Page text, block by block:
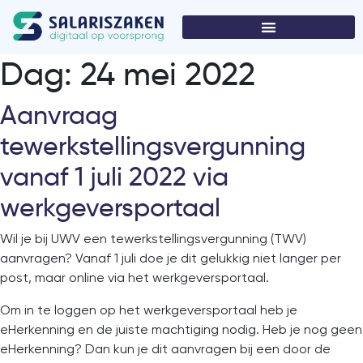
Dag: 24 mei 2022
Aanvraag
tewerkstellingsvergunning
vanaf 1 juli 2022 via
werkgeversportaal
Wil je bij UWV een tewerkstellingsvergunning (TWV)
aanvragen? Vanaf 1 juli doe je dit gelukkig niet langer per
post, maar online via het werkgeversportaal.
Om in te loggen op het werkgeversportaal heb je
eHerkenning en de juiste machtiging nodig. Heb je nog geen
eHerkenning? Dan kun je dit aanvragen bij een door de